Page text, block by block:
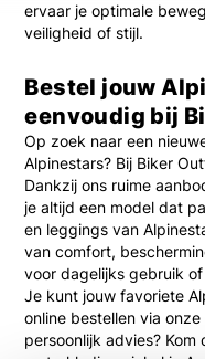
ervaar je optimale
veiligheid of stijl.
Bestel jouw
eenvoudig bij
Op zoek naar een
Alpinestars? Bij Biker
Dankzij ons ruime
je altijd een model dat
en leggings van
van comfort,
voor dagelijks gebruik
Je kunt jouw favoriete
online bestellen via
persoonlijk advies? Kom